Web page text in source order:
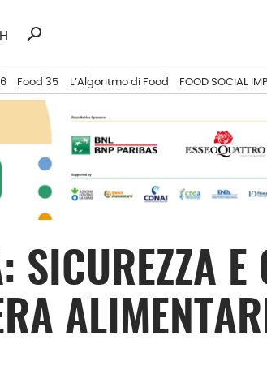
Ricerca
search
Food 35 L’Algoritmo di Food FOOD SOCIAL
SICUREZZA E